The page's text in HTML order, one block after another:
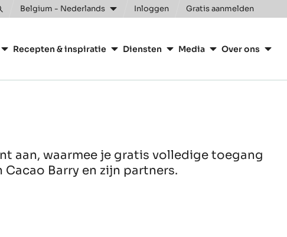
Toggle
Belgium - Nederlands Inloggen Gratis aanmelden
Recepten & inspiratie Diensten Media Over ons
aan, waarmee je gratis volledige toegang
Barry en zijn partners.